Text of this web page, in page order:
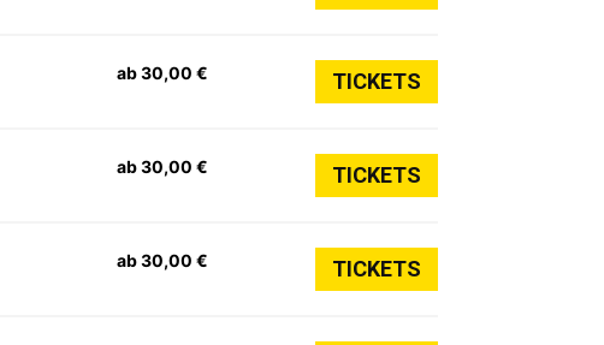
ab 30,00 € TICKETS
ab 30,00 € TICKETS
ab 30,00 € TICKETS